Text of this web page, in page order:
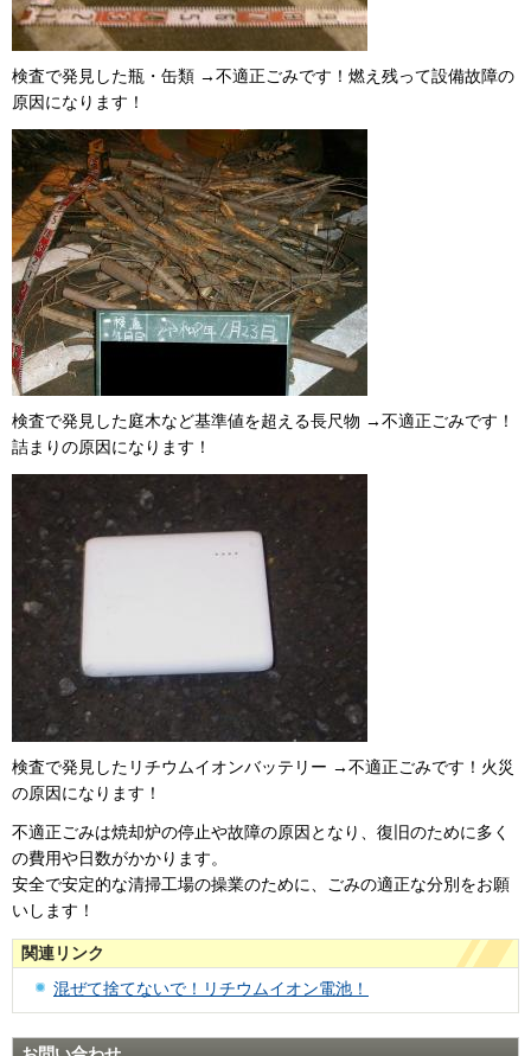
検査で発見した瓶・缶類 →不適正ごみです！燃え残って設備故障の
原因になります！
検査で発見した庭木など基準値を超える長尺物 →不適正ごみです！
詰まりの原因になります！
検査で発見したリチウムイオンバッテリー →不適正ごみです！火災
の原因になります！
不適正ごみは焼却炉の停止や故障の原因となり、復旧のために多く
の費用や日数がかかります。
安全で安定的な清掃工場の操業のために、ごみの適正な分別をお願
いします！
関連リンク
混ぜて捨てないで！リチウムイオン電池！